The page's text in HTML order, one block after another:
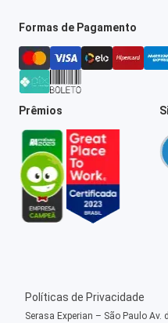
Formas de Pagamento
Prêmios
Políticas de Privacidade
Serasa Experian – São Paulo